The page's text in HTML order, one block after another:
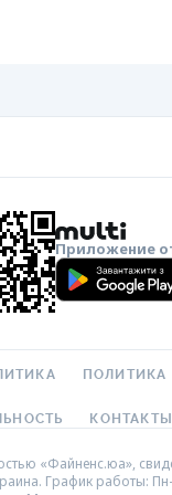
Приложение
ПОЛИТИКА
КОНТАКТЫ
«Файненс.юа»,
График работы: